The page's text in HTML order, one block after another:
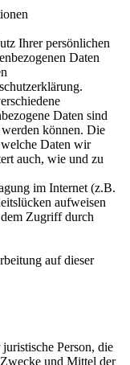
Ihrer persönlichen
Daten
Daten sind
können. Die
Daten wir
auch, wie und zu
im Internet (z.B.
aufweisen
Zugriff durch
auf dieser
Person, die
und Mittel der